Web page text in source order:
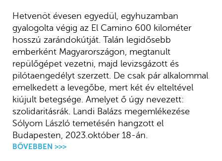
Hetvenöt évesen egyedül, egyhuzamban
gyalogolta végig az El Camino 600 kilométer
hosszú zarándokútját. Talán legidősebb
emberként Magyarországon, megtanult
repülőgépet vezetni, majd levizsgázott és
pilótaengedélyt szerzett. De csak pár alkalommal
emelkedett a levegőbe, mert két év elteltével
kiújult betegsége. Amelyet ő úgy nevezett:
szolidaritásrák. Landi Balázs megemlékezése
Sólyom László temetésén hangzott el
Budapesten, 2023.október 18-án.
BŐVEBBEN >>>